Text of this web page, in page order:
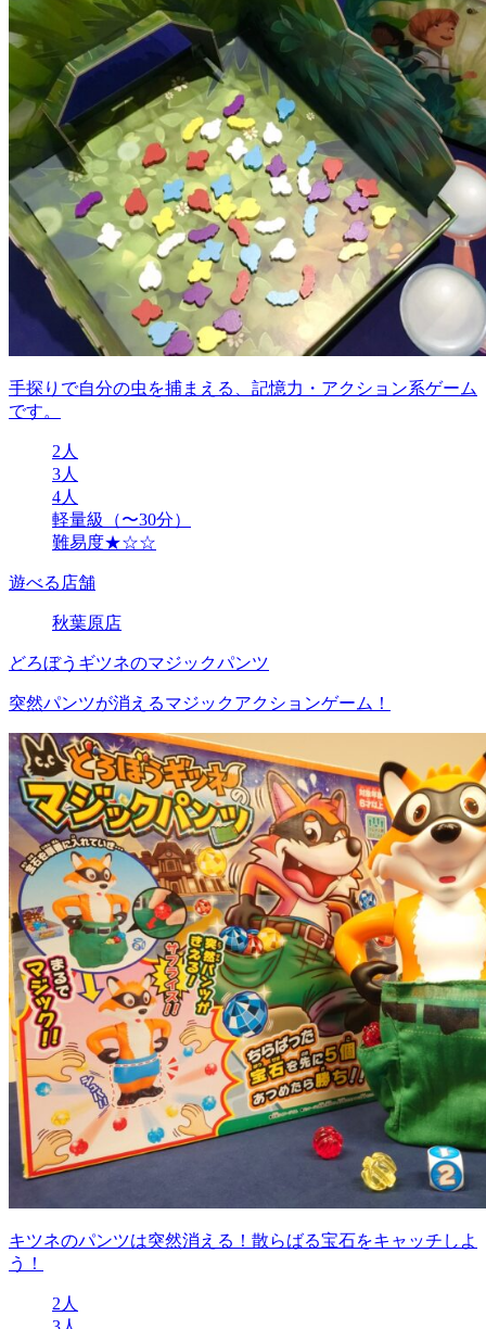
手探りで自分の虫を捕まえる、記憶力・アクション系ゲーム
です。
2人
3人
4人
軽量級（〜30分）
難易度★☆☆
遊べる店舗
秋葉原店
どろぼうギツネのマジックパンツ
突然パンツが消えるマジックアクションゲーム！
キツネのパンツは突然消える！散らばる宝石をキャッチしよ
う！
2人